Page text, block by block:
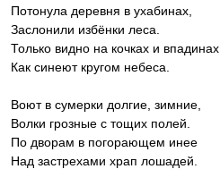
Потонула деревня в ухабинах,
Заслонили избёнки леса.
Только видно на кочках и впадинах,
Как синеют кругом небеса.
Воют в сумерки долгие, зимние,
Волки грозные с тощих полей.
По дворам в погорающем инее
Над застрехами храп лошадей.